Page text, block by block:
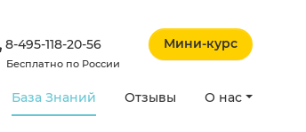
8-495-118-20-56
Бесплатно по России
Мини-курс
База Знаний Отзывы О нас